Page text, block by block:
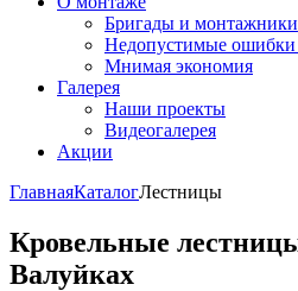
Бригады и монтажники
Недопустимые
Мнимая экономия
Галерея
Наши проекты
Видеогалерея
Акции
ГлавнаяКаталогЛестницы
Кровельные
Валуйках